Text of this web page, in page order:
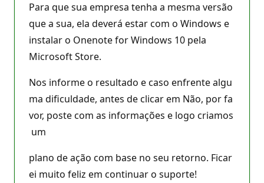
Para que sua empresa tenha a mesma versão
que a sua, ela deverá estar com o Windows e
instalar o Onenote for Windows 10 pela
Microsoft Store.
Nos informe o resultado e caso enfrente algu
ma dificuldade, antes de clicar em Não, por fa
vor, poste com as informações e logo criamos
um
plano de ação com base no seu retorno. Ficar
ei muito feliz em continuar o suporte!